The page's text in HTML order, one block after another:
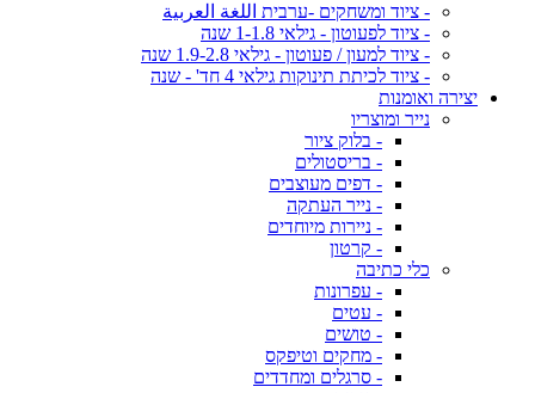
- ציוד ומשחקים -ערבית اللغة العربية
- ציוד לפעוטון - גילאי 1-1.8 שנה
- ציוד למעון / פעוטון - גילאי 1.9-2.8 שנה
- ציוד לכיתת תינוקות גילאי 4 חד' - שנה
יצירה ואומנות
נייר ומוצריו
- בלוק ציור
- בריסטולים
- דפים מעוצבים
- נייר העתקה
- ניירות מיוחדים
- קרטון
כלי כתיבה
- עפרונות
- עטים
- טושים
- מחקים וטיפקס
- סרגלים ומחדדים